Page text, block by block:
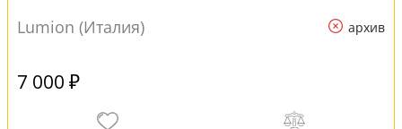
Lumion (Италия) архив
7 000 ₽